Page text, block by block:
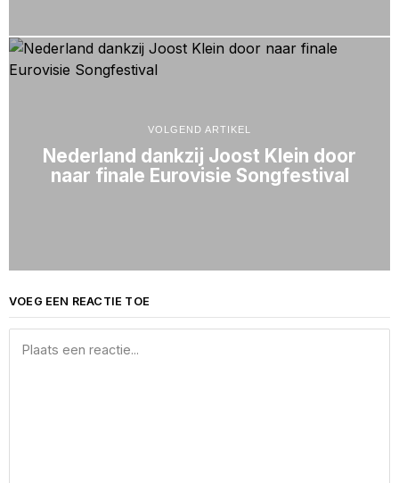
VOLGEND ARTIKEL
Nederland dankzij Joost Klein door
naar finale Eurovisie Songfestival
VOEG EEN REACTIE TOE